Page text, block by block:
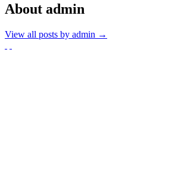
About admin
View all posts by admin →